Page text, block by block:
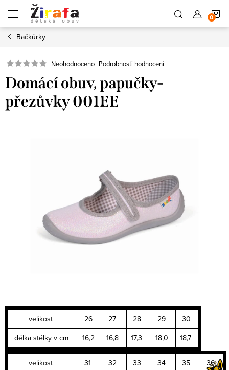
obsah
Bačkůrky
Neohodnoceno Podrobnosti hodnocení
Domácí obuv, papučky-
přezůvky 001EE
velikost 26 27 28 29
30
délka stélky v cm
16,2 16,8 17,3 18,0 18,7
velikost 31 32 33 34 35
36